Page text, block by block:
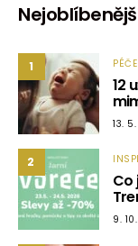
1
12
13.
2
Co
9.